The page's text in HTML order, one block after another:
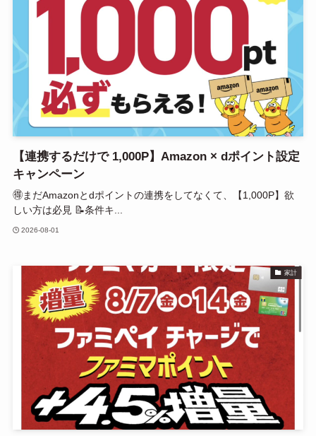
【連携するだけで 1,000P】Amazon × dポイント設定
キャンペーン
🉐まだAmazonとdポイントの連携をしてなくて、【1,000P】欲
しい方は必見 📝条件キ...
2026-08-01
家計